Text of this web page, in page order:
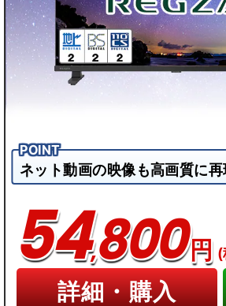
ネット動画の映像も高画質に再
54,800円 (
詳細・購入